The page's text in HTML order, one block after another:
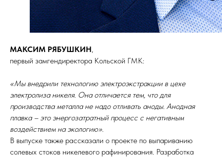
МАКСИМ РЯБУШКИН,
первый замгендиректора Кольской ГМК:
«Мы внедрили технологию электроэкстракции в цехе
электролиза никеля. Она отличается тем, что для
производства металла не надо отливать аноды. Анодная
плавка – это энергозатратный процесс с негативным
воздействием на экологию».
В выпуске также рассказали о проекте по выпариванию
солевых стоков никелевого рафинирования. Разработка